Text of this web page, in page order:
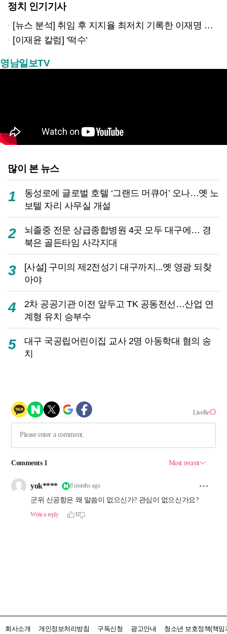
정치 인기기사
[뉴스 분석] 취임 후 지지율 최저치 기록한 이재명 대통령…왜?
[이재윤 칼럼] ‘떡수’
영남일보TV
많이 본 뉴스
1
동성로에 글로벌 호텔 ‘그랜드 머큐어’ 오나…옛 노
보텔 자리 사무실 개설
2
뇌졸중 전문 상급종합병원 4곳 모두 대구에… 경
북은 골든타임 사각지대
3
[사설] 구미의 제2전성기 대구까지...옛 영광 되찾
아야
4
2차 공공기관 이전 앞두고 TK 공동전선…산업 연
계형 유치 승부수
5
대구 국공립어린이집 교사 2명 아동학대 혐의 송
치
회사소개 개인정보처리방침 구독신청 광고안내 청소년 보호정책(책임